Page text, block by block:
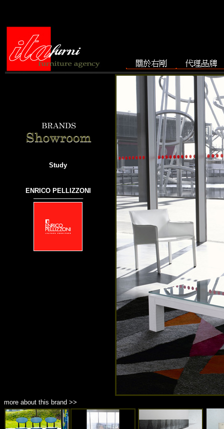
Study
ENRICO PELLIZZONI
───────────
more about this brand >>